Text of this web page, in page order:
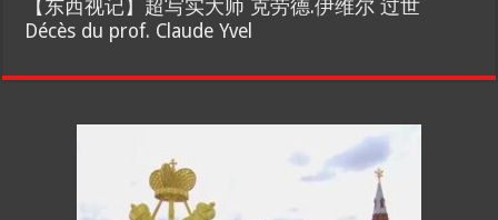
【东西视记】超写实大师 克劳德.伊维尔 过世
Décès du prof. Claude Yvel